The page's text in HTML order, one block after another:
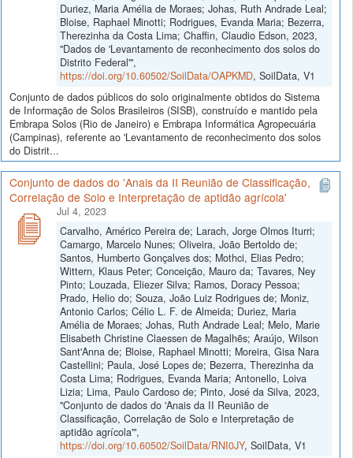
Duriez, Maria Amélia de Moraes; Johas, Ruth Andrade Leal;
Bloise, Raphael Minotti; Rodrigues, Evanda Maria; Bezerra,
Therezinha da Costa Lima; Chaffin, Claudio Edson, 2023,
"Dados de 'Levantamento de reconhecimento dos solos do
Distrito Federal'",
https://doi.org/10.60502/SoilData/OAPKMD, SoilData, V1
Conjunto de dados públicos do solo originalmente obtidos do Sistema
de Informação de Solos Brasileiros (SISB), construído e mantido pela
Embrapa Solos (Rio de Janeiro) e Embrapa Informática Agropecuária
(Campinas), referente ao 'Levantamento de reconhecimento dos solos
do Distrit...
Conjunto de dados do 'Anais da II Reunião de Classificação,
Correlação de Solo e Interpretação de aptidão agrícola'
Jul 4, 2023
Carvalho, Américo Pereira de; Larach, Jorge Olmos Iturri;
Camargo, Marcelo Nunes; Oliveira, João Bertoldo de;
Santos, Humberto Gonçalves dos; Mothci, Elias Pedro;
Wittern, Klaus Peter; Conceição, Mauro da; Tavares, Ney
Pinto; Louzada, Eliezer Silva; Ramos, Doracy Pessoa;
Prado, Helio do; Souza, João Luiz Rodrigues de; Moniz,
Antonio Carlos; Célio L. F. de Almeida; Duriez, Maria
Amélia de Moraes; Johas, Ruth Andrade Leal; Melo, Marie
Elisabeth Christine Claessen de Magalhẽs; Araújo, Wilson
Sant'Anna de; Bloise, Raphael Minotti; Moreira, Gisa Nara
Castellini; Paula, José Lopes de; Bezerra, Therezinha da
Costa Lima; Rodrigues, Evanda Maria; Antonello, Loiva
Lizia; Lima, Paulo Cardoso de; Pinto, José da Silva, 2023,
"Conjunto de dados do 'Anais da II Reunião de
Classificação, Correlação de Solo e Interpretação de
aptidão agrícola'",
https://doi.org/10.60502/SoilData/RNI0JY, SoilData, V1